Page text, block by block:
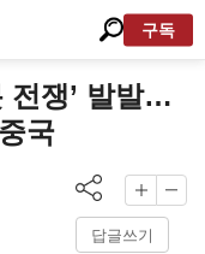
구독
전쟁’ 발발…
국
답글쓰기